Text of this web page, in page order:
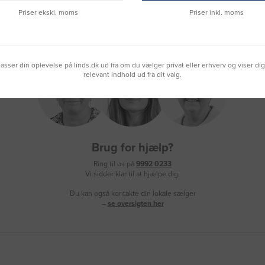
Brug for hjælp?
Ring til os på 9992 0233
Vi sidder klar til at hjælpe dig.
Du kan også kontakte din lokale sælger
– se oversigten her
Priser ekskl. moms Priser inkl. moms
din oplevelse på linds.dk ud fra om du vælger privat eller erhverv og viser
relevant indhold ud fra dit valg.